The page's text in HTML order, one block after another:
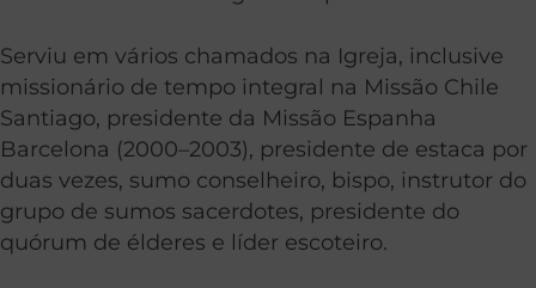
Serviu em vários chamados na Igreja, inclusive
missionário de tempo integral na Missão Chile
Santiago, presidente da Missão Espanha
Barcelona (2000–2003), presidente de estaca por
duas vezes, sumo conselheiro, bispo, instrutor do
grupo de sumos sacerdotes, presidente do
quórum de élderes e líder escoteiro.